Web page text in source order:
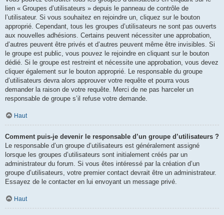
lien « Groupes d’utilisateurs » depuis le panneau de contrôle de
l’utilisateur. Si vous souhaitez en rejoindre un, cliquez sur le bouton
approprié. Cependant, tous les groupes d’utilisateurs ne sont pas ouverts
aux nouvelles adhésions. Certains peuvent nécessiter une approbation,
d’autres peuvent être privés et d’autres peuvent même être invisibles. Si
le groupe est public, vous pouvez le rejoindre en cliquant sur le bouton
dédié. Si le groupe est restreint et nécessite une approbation, vous devez
cliquer également sur le bouton approprié. Le responsable du groupe
d’utilisateurs devra alors approuver votre requête et pourra vous
demander la raison de votre requête. Merci de ne pas harceler un
responsable de groupe s’il refuse votre demande.
Haut
Comment puis-je devenir le responsable d’un groupe d’utilisateurs ?
Le responsable d’un groupe d’utilisateurs est généralement assigné
lorsque les groupes d’utilisateurs sont initialement créés par un
administrateur du forum. Si vous êtes intéressé par la création d’un
groupe d’utilisateurs, votre premier contact devrait être un administrateur.
Essayez de le contacter en lui envoyant un message privé.
Haut